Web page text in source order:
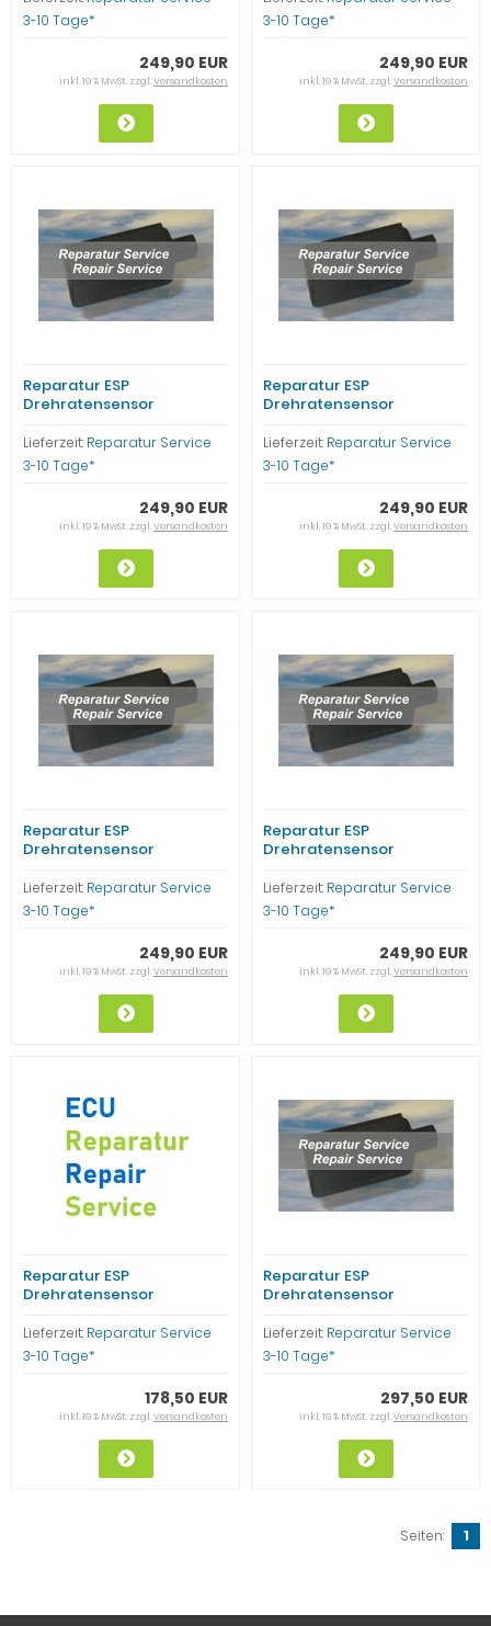
3-10 Tage*
249,90 EUR
inkl. 19 % MwSt. zzgl.Versandkosten
3-10 Tage*
249,90 EUR
inkl. 19 % MwSt. zzgl.Versandkosten
Reparatur ESP
Drehratensensor
Benz C-Klasse W203 SLK170
Lieferzeit: Reparatur Service
3-10 Tage*
249,90 EUR
inkl. 19 % MwSt. zzgl.Versandkosten
Reparatur ESP
Drehratensensor
Benz C-Klasse W203 ML SLK
Lieferzeit: Reparatur Service
3-10 Tage*
249,90 EUR
inkl. 19 % MwSt. zzgl.Versandkosten
Reparatur ESP
Drehratensensor
Benz C-Klasse ML SLK W203
W208 W163
Lieferzeit: Reparatur Service
3-10 Tage*
249,90 EUR
inkl. 19 % MwSt. zzgl.Versandkosten
Reparatur ESP
Drehratensensor
Benz C-Klasse ML SLK W203
W208 W163
Lieferzeit: Reparatur Service
3-10 Tage*
249,90 EUR
inkl. 19 % MwSt. zzgl.Versandkosten
Reparatur ESP
Drehratensensor
Benz A-Klasse W169 E-
KLasse W211
Lieferzeit: Reparatur Service
3-10 Tage*
178,50 EUR
inkl. 19 % MwSt. zzgl.Versandkosten
Reparatur ESP
Drehratensensor
A0025429418 + A1635420618
ML W163
Lieferzeit: Reparatur Service
3-10 Tage*
297,50 EUR
inkl. 19 % MwSt. zzgl.Versandkosten
Seiten: 1